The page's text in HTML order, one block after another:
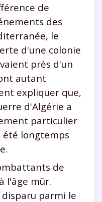
de
des
le
d'une colonie
près d'un
autant
expliquer que,
d'Algérie a
particulier
été longtemps
de
l'âge mûr.
parmi le